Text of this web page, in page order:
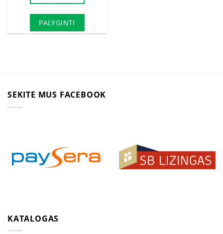
PALYGINTI
SEKITE MUS FACEBOOK
KATALOGAS